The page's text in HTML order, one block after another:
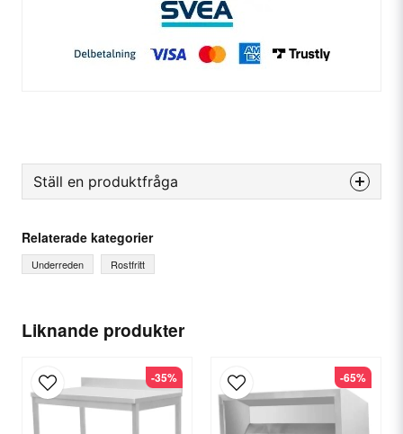
Liknande produkter
-35% -65%
Ställ en produktfråga
Fråga oss något om denna produkten...
Ditt namn
email
E-postadress
Relaterade kategorier
Underreden Rostfritt